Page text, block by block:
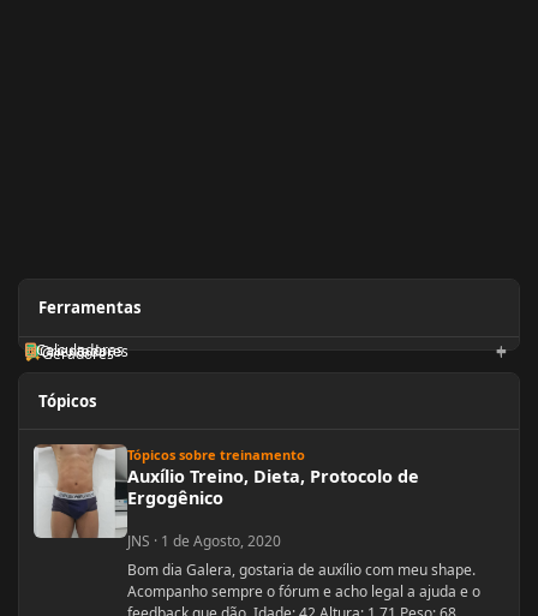
Ferramentas
Geradores
Orientadores
Calculadoras
Tópicos
Tópicos sobre treinamento
Auxílio Treino, Dieta, Protocolo de
Ergogênico
JNS · 1 de Agosto, 2020
Bom dia Galera, gostaria de auxílio com meu shape.
Acompanho sempre o fórum e acho legal a ajuda e o